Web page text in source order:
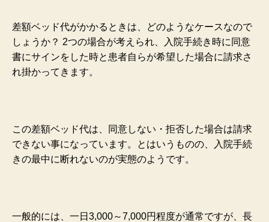
差額ベッド代がかかるときは、どのようなケースなので
しょうか？ 2つの場合が考えられ、
入院手続き時に同意
書にサインをした時と患者自らが希望した場合に請求さ
れ掛かってきます。
この差額ベッド代は、同意しない・拒否した場合は請求
できない事になっています。とはいうものの、入院手続
きの最中に断れないのが実態のようです。
一般的には、一日3,000～7,000円程度が通常ですが、長